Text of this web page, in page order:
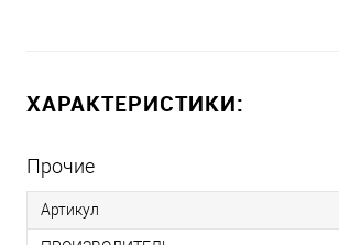
ХАРАКТЕРИСТИКИ:
Прочие
Артикул